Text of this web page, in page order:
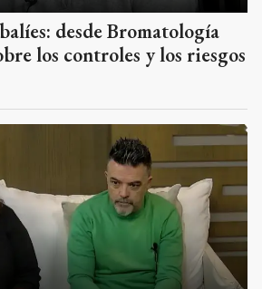
desde Bromatología
los controles y los riesgos